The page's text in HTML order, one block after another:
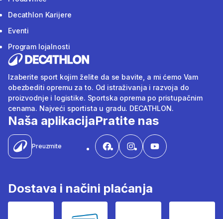
Decathlon Karijere
Eventi
Program lojalnosti
Izaberite sport kojim želite da se bavite, a mi ćemo Vam
obezbediti opremu za to. Od istraživanja i razvoja do
proizvodnje i logistike. Sportska oprema po pristupačnim
cenama. Najveći sportista u gradu. DECATHLON.
Naša aplikacija
Preuzmite
Pratite nas
Dostava i načini plaćanja